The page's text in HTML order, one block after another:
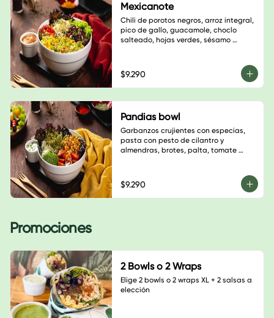
Mexicanote
Chili de porotos negros, arroz integral,
pico de gallo, guacamole, choclo
salteado, hojas verdes, sésamo
$9.290
Pandias bowl
Garbanzos crujientes con especias,
pasta con pesto de cilantro y
almendras, brotes, palta, tomate
$9.290
Promociones
2 Bowls o 2 Wraps
Elige 2 bowls o 2 wraps XL + 2 salsas a
elección